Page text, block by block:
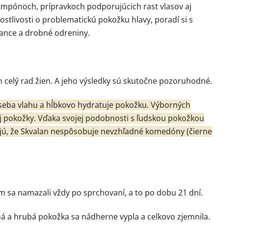
prípravkoch podporujúcich rast vlasov aj
o problematickú pokožku hlavy, poradí si s
a drobné odreniny.
rad žien. A jeho výsledky sú skutočne pozoruhodné.
vlahu a hĺbkovo hydratuje pokožku. Výborných
Vďaka svojej podobnosti s ľudskou pokožkou
že Skvalan nespôsobuje nevzhľadné komedóny (čierne
sa namazali vždy po sprchovaní, a to po dobu 21 dní.
a hrubá pokožka sa nádherne vypla a celkovo zjemnila.